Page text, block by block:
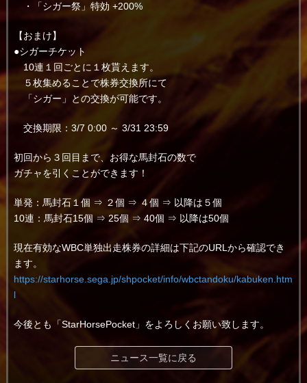
・「シガー祭」特効 +200%
【おまけ】
●シガーチケット
10連１回ごとに１枚貰えます。
５枚集めることで株券交換所にて
「シガー」との交換が可能です。
交換期限：3/7 0:00 ～ 3/31 23:59
初回から３回目まで、お得な馬封石の数で
ガチャを引くことができます！
単発：馬封石１個 ⇒ ２個 ⇒ ４個 ⇒ 以降は５個
10連：馬封石15個 ⇒ 25個 ⇒ 40個 ⇒ 以降は50個
現在有効なWBC単独出走株券の詳細は下記のURLから確認でき
ます。
https://starhorse.sega.jp/shpocket/info/wbctandoku/kabuken.htm
l
今後とも「StarHorsePocket」をよろしくお願い致します。
ニュース一覧に戻る